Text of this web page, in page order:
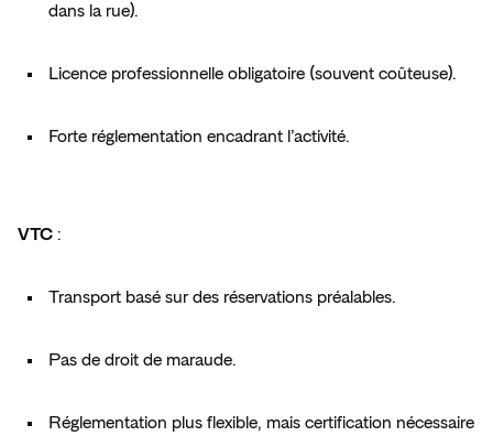
dans la rue).
Licence professionnelle obligatoire (souvent coûteuse).
Forte réglementation encadrant l’activité.
VTC :
Transport basé sur des réservations préalables.
Pas de droit de maraude.
Réglementation plus flexible, mais certification nécessaire